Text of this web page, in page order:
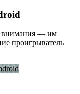
внимания — им
проигрыватель